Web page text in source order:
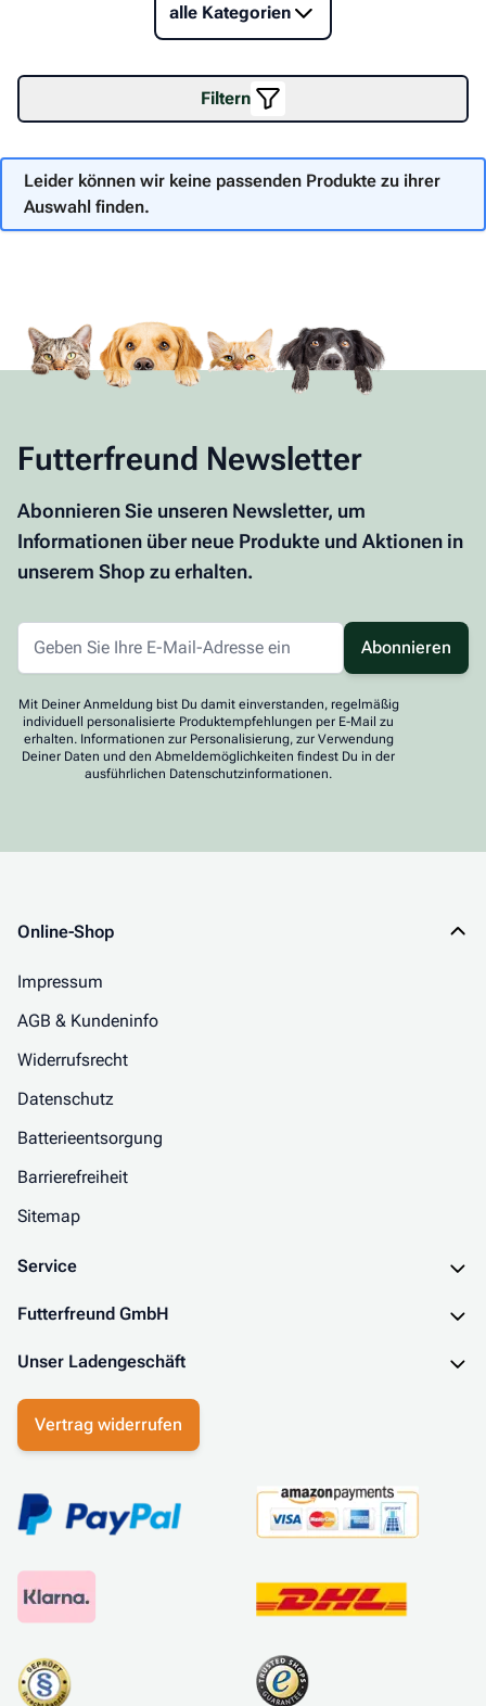
Squashies
alle Kategorien
Filtern
Leider können wir keine passenden Produkte zu ihrer
Auswahl finden.
Futterfreund Newsletter
Abonnieren Sie unseren Newsletter, um
Informationen über neue Produkte und Aktionen in
unserem Shop zu erhalten.
Abonnieren
Mit Deiner Anmeldung bist Du damit einverstanden, regelmäßig
individuell personalisierte Produktempfehlungen per E-Mail zu
erhalten. Informationen zur Personalisierung, zur Verwendung
Deiner Daten und den Abmeldemöglichkeiten findest Du in der
ausführlichen Datenschutzinformationen.
Online-Shop
Impressum
AGB & Kundeninfo
Widerrufsrecht
Datenschutz
Batterieentsorgung
Barrierefreiheit
Sitemap
Service
Futterfreund GmbH
Unser Ladengeschäft
Vertrag widerrufen